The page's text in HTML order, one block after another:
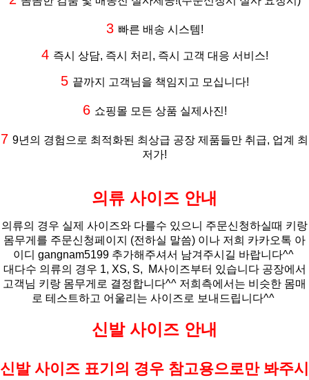
3 빠른 배송 시스템!
4 즉시 상담, 즉시 처리, 즉시 고객 대응 서비스!
5 끝까지 고객님을 책임지고 모십니다!
6 쇼핑몰 모든 상품 실제사진!
7 9년의 경험으로 최적화된 최상급 공장 제품들만 취급, 업계 최
저가!
의류 사이즈 안내
의류의 경우 실제 사이즈와 다를수 있으니 주문신청하실때 키랑
몸무게를 주문신청페이지 (전하실 말씀) 이나 저희 카카오톡 아
이디 gangnam5199 추가해주셔서 남겨주시길 바랍니다^^
대다수 의류의 경우 1, XS, S, M사이즈부터 있습니다 공장에서
고객님 키랑 몸무게로 결정합니다^^ 저희측에서는 비슷한 몸매
로 테스트하고 어울리는 사이즈로 보내드립니다^^
신발 사이즈 안내
신발 사이즈 표기의 경우 참고용으로만 봐주시